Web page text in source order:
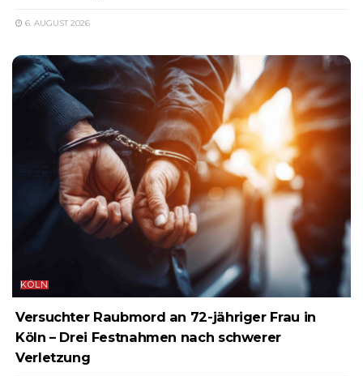
6. AUGUST 2026
KÖLN
Versuchter Raubmord an 72-jähriger Frau in
Köln – Drei Festnahmen nach schwerer
Verletzung